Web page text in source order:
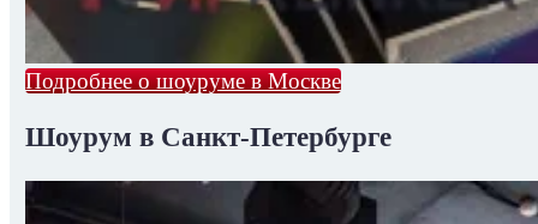
Подробнее о шоуруме в Москве
Шоурум в Санкт-Петербурге